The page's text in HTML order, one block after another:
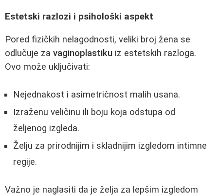
Estetski razlozi i psihološki aspekt
Pored fizičkih nelagodnosti, veliki broj žena se
odlučuje za vaginoplastiku iz estetskih razloga.
Ovo može uključivati:
Nejednakost i asimetričnost malih usana.
Izraženu veličinu ili boju koja odstupa od
željenog izgleda.
Želju za prirodnijim i skladnijim izgledom intimne
regije.
Važno je naglasiti da je želja za lepšim izgledom